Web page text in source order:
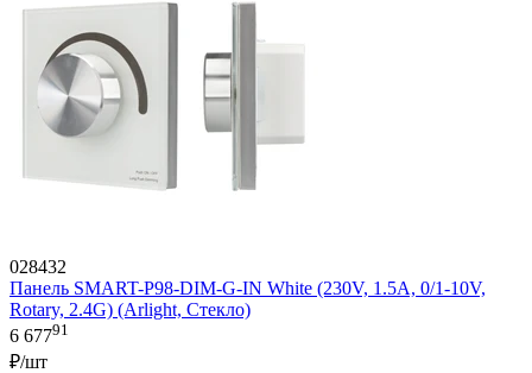
028432
Панель SMART-P98-DIM-G-IN White (230V, 1.5A, 0/1-10V,
Rotary, 2.4G) (Arlight, Стекло)
6 67791
₽/шт